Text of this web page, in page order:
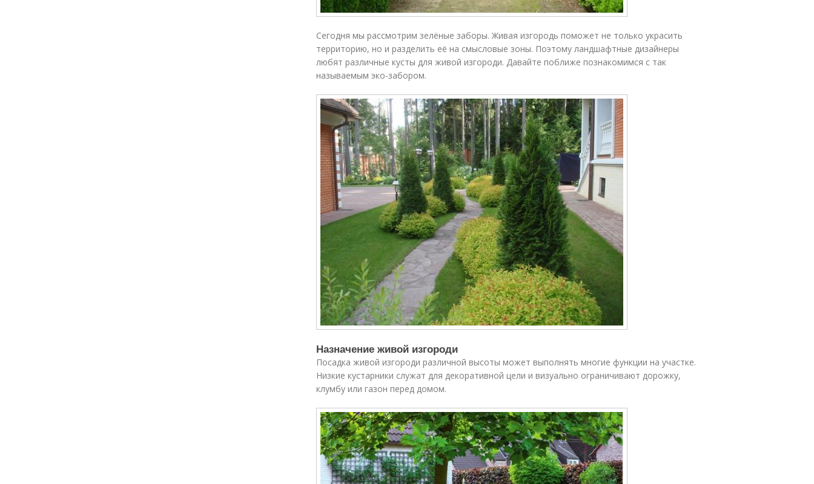
Сегодня мы рассмотрим зелёные заборы. Живая изгородь поможет не только украсить
территорию, но и разделить её на смысловые зоны. Поэтому ландшафтные дизайнеры
любят различные кусты для живой изгороди. Давайте поближе познакомимся с так
называемым эко-забором.
Назначение живой изгороди
Посадка живой изгороди различной высоты может выполнять многие функции на участке.
Низкие кустарники служат для декоративной цели и визуально ограничивают дорожку,
клумбу или газон перед домом.